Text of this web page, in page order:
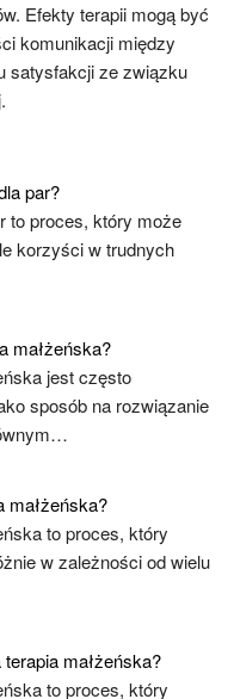
Efekty terapii mogą być
komunikacji między
satysfakcji ze związku
par?
to proces, który może
korzyści w trudnych
małżeńska?
jest często
sposób na rozwiązanie
małżeńska?
to proces, który
w zależności od wielu
małżeńska?
to proces, który